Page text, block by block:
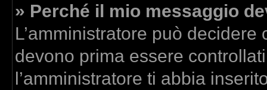
» Perché il mio messaggio
L’amministratore può
devono prima essere
l’amministratore ti abbia